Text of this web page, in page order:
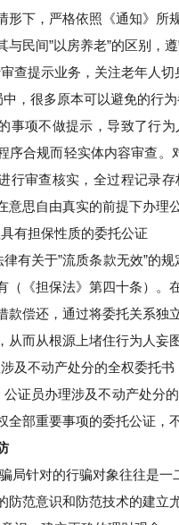
形下，严格依照《通知》所
与民间”以房养老”的区别，
查提示业务，关注老年人切
，很多原本可以避免的行
事项不做提示，导致了行
序合规而轻实体内容审查
行审查核实，全过程记录
意思自由真实的前提下办理
有担保性质的委托公证
律有关于”流质条款无效”的
（《担保法》第四十条）。
款偿还，通过将委托关系独
从而从根源上堵住行为人妄
及不动产处分的全权委托书
公证员办理涉及不动产处分
全部重要事项的委托公证，
骗局针对的行骗对象往往是
防范意识和防范技术的建立